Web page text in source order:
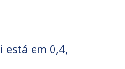
está em 0,4,